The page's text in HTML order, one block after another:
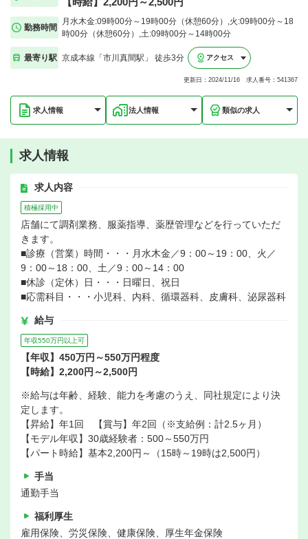
勤務時間
月水木金:09時00分～19時00分（休憩60分）,火:09時00分～18
時00分（休憩60分）,土:09時00分～14時00分
最寄り駅 京成本線「市川真間駅」 徒歩3分 アクセス
更新日：2024/11/16 求人番号：541367
求人情報 法人情報 類似の求人
求人情報
求人内容
積極採用中
店舗にて調剤業務、服薬指導、薬歴管理などを行っていただ
きます。
■診療（営業）時間・・・月水木金／9：00～19：00、火／
9：00～18：00、土／9：00～14：00
■休診（定休）日・・・日曜日、祝日
■応需科目・・・小児科、内科、循環器科、皮膚科、泌尿器科
給与
年収550万円以上可
【年収】450万円～550万円程度
【時給】2,200円～2,500円
※給与は年齢、経験、能力を考慮のうえ、同社規定により決
定します。
【昇給】年1回 【賞与】年2回（※支給例：計2.5ヶ月）
【モデル年収】30歳経験者：500～550万円
【パート時給】基本2,200円～（15時～19時は2,500円）
手当
通勤手当
福利厚生
雇用保険、労災保険、健康保険、厚生年金保険